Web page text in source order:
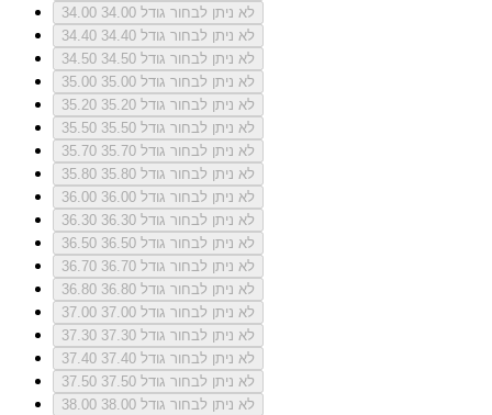
34.00
לא ניתן לבחור גודל 34.00
34.40
לא ניתן לבחור גודל 34.40
34.50
לא ניתן לבחור גודל 34.50
35.00
לא ניתן לבחור גודל 35.00
35.20
לא ניתן לבחור גודל 35.20
35.50
לא ניתן לבחור גודל 35.50
35.70
לא ניתן לבחור גודל 35.70
35.80
לא ניתן לבחור גודל 35.80
36.00
לא ניתן לבחור גודל 36.00
36.30
לא ניתן לבחור גודל 36.30
36.50
לא ניתן לבחור גודל 36.50
36.70
לא ניתן לבחור גודל 36.70
36.80
לא ניתן לבחור גודל 36.80
37.00
לא ניתן לבחור גודל 37.00
37.30
לא ניתן לבחור גודל 37.30
37.40
לא ניתן לבחור גודל 37.40
37.50
לא ניתן לבחור גודל 37.50
38.00
לא ניתן לבחור גודל 38.00